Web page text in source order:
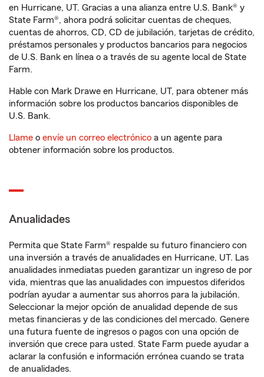
en Hurricane, UT. Gracias a una alianza entre U.S. Bank® y
State Farm®, ahora podrá solicitar cuentas de cheques,
cuentas de ahorros, CD, CD de jubilación, tarjetas de crédito,
préstamos personales y productos bancarios para negocios
de U.S. Bank en línea o a través de su agente local de State
Farm.
Hable con Mark Drawe en Hurricane, UT, para obtener más
información sobre los productos bancarios disponibles de
U.S. Bank.
Llame o envíe un correo electrónico a un agente para
obtener información sobre los productos.
Anualidades
Permita que State Farm® respalde su futuro financiero con
una inversión a través de anualidades en Hurricane, UT. Las
anualidades inmediatas pueden garantizar un ingreso de por
vida, mientras que las anualidades con impuestos diferidos
podrían ayudar a aumentar sus ahorros para la jubilación.
Seleccionar la mejor opción de anualidad depende de sus
metas financieras y de las condiciones del mercado. Genere
una futura fuente de ingresos o pagos con una opción de
inversión que crece para usted. State Farm puede ayudar a
aclarar la confusión e información errónea cuando se trata
de anualidades.